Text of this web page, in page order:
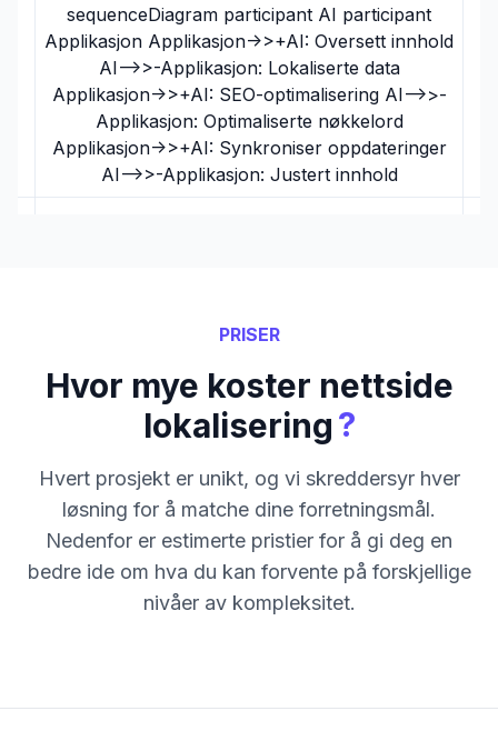
sequenceDiagram participant AI participant
Applikasjon Applikasjon->>+AI: Oversett innhold
AI-->>-Applikasjon: Lokaliserte data
Applikasjon->>+AI: SEO-optimalisering AI-->>-
Applikasjon: Optimaliserte nøkkelord
Applikasjon->>+AI: Synkroniser oppdateringer
AI-->>-Applikasjon: Justert innhold
PRISER
Hvor mye koster nettside
lokalisering?
Hvert prosjekt er unikt, og vi skreddersyr hver
løsning for å matche dine forretningsmål.
Nedenfor er estimerte pristier for å gi deg en
bedre ide om hva du kan forvente på forskjellige
nivåer av kompleksitet.